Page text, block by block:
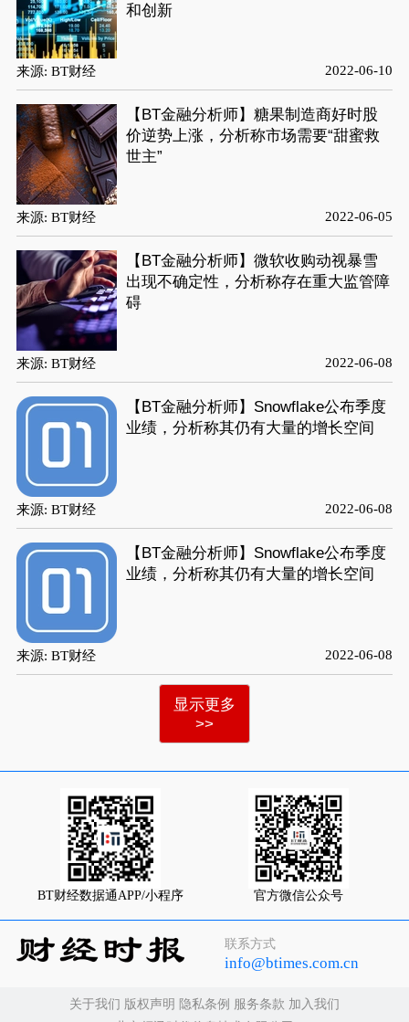
和创新
来源: BT财经 2022-06-10
【BT金融分析师】糖果制造商好时股
价逆势上涨，分析称市场需要“甜蜜救
世主”
来源: BT财经 2022-06-05
【BT金融分析师】微软收购动视暴雪
出现不确定性，分析称存在重大监管障
碍
来源: BT财经 2022-06-08
【BT金融分析师】Snowflake公布季度
业绩，分析称其仍有大量的增长空间
来源: BT财经 2022-06-08
【BT金融分析师】Snowflake公布季度
业绩，分析称其仍有大量的增长空间
来源: BT财经 2022-06-08
显示更多
>>
BT财经数据通APP/小程序 官方微信公众号
联系方式
info@btimes.com.cn
关于我们 版权声明 隐私条例 服务条款 加入我们